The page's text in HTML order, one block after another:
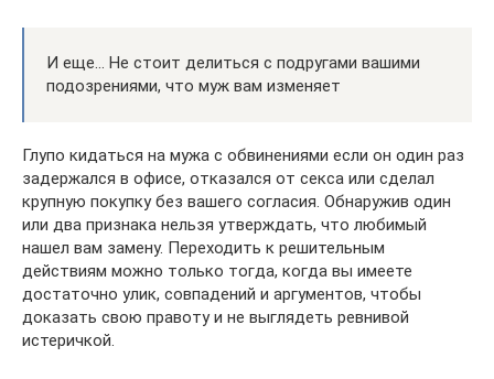
И еще… Не стоит делиться с подругами вашими
подозрениями, что муж вам изменяет
Глупо кидаться на мужа с обвинениями если он один раз
задержался в офисе, отказался от секса или сделал
крупную покупку без вашего согласия. Обнаружив один
или два признака нельзя утверждать, что любимый
нашел вам замену. Переходить к решительным
действиям можно только тогда, когда вы имеете
достаточно улик, совпадений и аргументов, чтобы
доказать свою правоту и не выглядеть ревнивой
истеричкой.